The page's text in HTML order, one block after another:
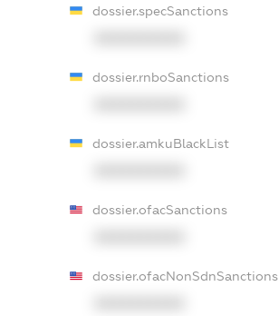
dossier.specSanctions
dossier.rnboSanctions
dossier.amkuBlackList
dossier.ofacSanctions
dossier.ofacNonSdnSanctions